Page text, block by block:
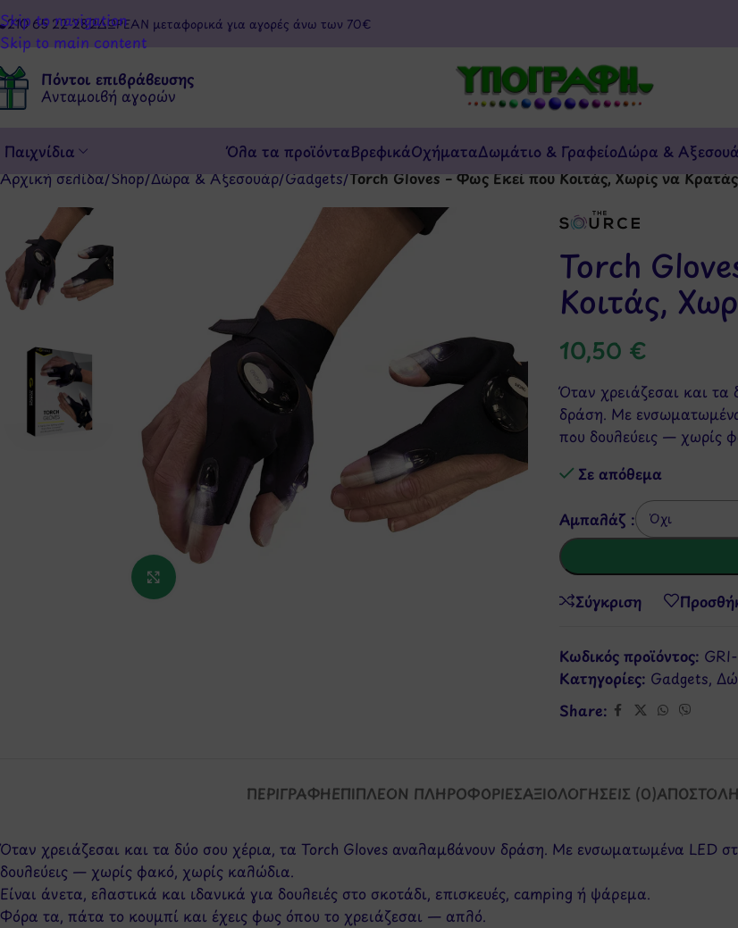
Skip to navigation
Skip to main content
210 65 22 282ΔΩΡΕΑΝ μεταφορικά για αγορές άνω των 70€
Πόντοι επιβράβευσης
Ανταμοιβή αγορών
Παιχνίδια Όλα τα προϊόνταΒρεφικάΟχήματαΔωμάτιο & ΓραφείοΔώρα &
Αρχική σελίδα/Shop/Δώρα & Αξεσουάρ/Gadgets/Torch Gloves – Φως Εκεί που Κοιτάς, Χωρίς να Κρατάς
Torch
Κοιτάς,
10,50 €
Όταν χρειάζεσαι και τα
δράση. Με
που δουλεύεις — χωρίς
Σε απόθεμα
Αμπαλάζ :
Σύγκριση
Κωδικός προϊόντος:
Κατηγορίες: Gadgets,
Share:
ΠΕΡΙΓΡΑΦΉΕΠΙΠΛΈΟΝ ΠΛΗΡΟΦΟΡΊΕΣΑΞΙΟΛΟΓΉΣΕΙΣ (0)
Όταν χρειάζεσαι και τα δύο σου χέρια, τα Torch Gloves αναλαμβάνουν δράση. Με ενσωματωμένα LED
δουλεύεις — χωρίς φακό, χωρίς καλώδια.
Είναι άνετα, ελαστικά και ιδανικά για δουλειές στο σκοτάδι, επισκευές, camping ή ψάρεμα.
Φόρα τα, πάτα το κουμπί και έχεις φως όπου το χρειάζεσαι — απλό.